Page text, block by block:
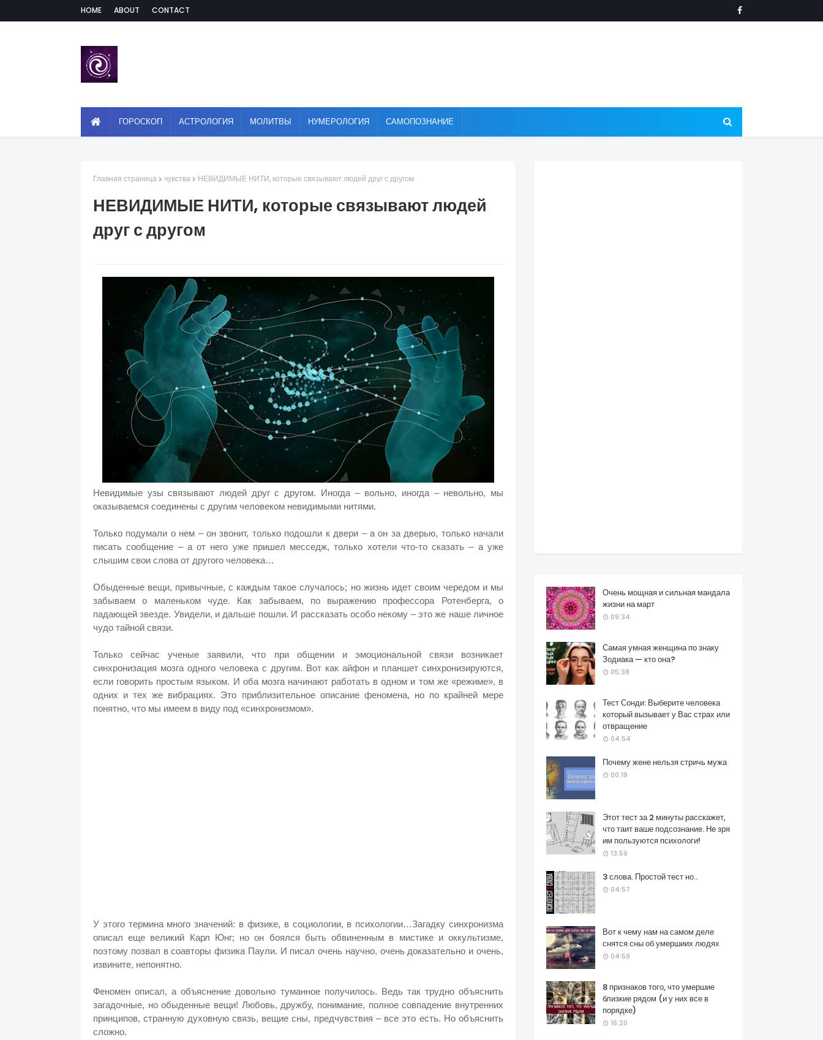
HOME ABOUT CONTACT
ГОРОСКОП АСТРОЛОГИЯ МОЛИТВЫ НУМЕРОЛОГИЯ САМОПОЗНАНИЕ
Главная страница чувства НЕВИДИМЫЕ НИТИ, которые связывают людей друг с другом
НЕВИДИМЫЕ НИТИ, которые связывают людей
друг с другом
Невидимые узы связывают людей друг с другом. Иногда – вольно, иногда – невольно, мы
оказываемся соединены с другим человеком невидимыми нитями.
Только подумали о нем – он звонит, только подошли к двери – а он за дверью, только начали
писать сообщение – а от него уже пришел месседж, только хотели что-то сказать – а уже
слышим свои слова от другого человека…
Обыденные вещи, привычные, с каждым такое случалось; но жизнь идет своим чередом и мы
забываем о маленьком чуде. Как забываем, по выражению профессора Ротенберга, о
падающей звезде. Увидели, и дальше пошли. И рассказать особо некому – это же наше личное
чудо тайной связи.
Только сейчас ученые заявили, что при общении и эмоциональной связи возникает
синхронизация мозга одного человека с другим. Вот как айфон и планшет синхронизируются,
если говорить простым языком. И оба мозга начинают работать в одном и том же «режиме», в
одних и тех же вибрациях. Это приблизительное описание феномена, но по крайней мере
понятно, что мы имеем в виду под «синхронизмом».
У этого термина много значений: в физике, в социологии, в психологии…Загадку синхронизма
описал еще великий Карл Юнг; но он боялся быть обвиненным в мистике и оккультизме,
поэтому позвал в соавторы физика Паули. И писал очень научно, очень доказательно и очень,
извините, непонятно.
Феномен описал, а объяснение довольно туманное получилось. Ведь так трудно объяснить
загадочные, но обыденные вещи! Любовь, дружбу, понимание, полное совпадение внутренних
принципов, странную духовную связь, вещие сны, предчувствия – все это есть. Но объяснить
сложно.
Очень мощная и сильная мандала
жизни на март
09:34
Самая умная женщина по знаку
Зодиака — кто она?
05:38
Тест Сонди: Выберите человека
который вызывает у Вас страх или
отвращение
04:54
Почему жене нельзя стричь мужа
00:19
Этот тест за 2 минуты расскажет,
что таит ваше подсознание. Не зря
им пользуются психологи!
13:59
3 слова. Простой тест но..
04:57
Вот к чему нам на самом деле
снятся сны об умершиих людях
04:59
8 признаков того, что умершие
близкие рядом (и у них все в
порядке)
16:20